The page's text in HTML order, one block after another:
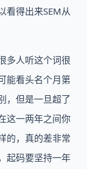
看得出来SEM从
多人听这个词很
能看头名个月第
，但是一旦超了
这一两年之间你
的，真的差非常
起码要坚持一年